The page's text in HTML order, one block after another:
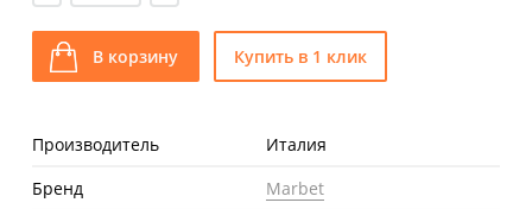
В корзину Купить в 1 клик
Производитель
Италия
Бренд
Marbet